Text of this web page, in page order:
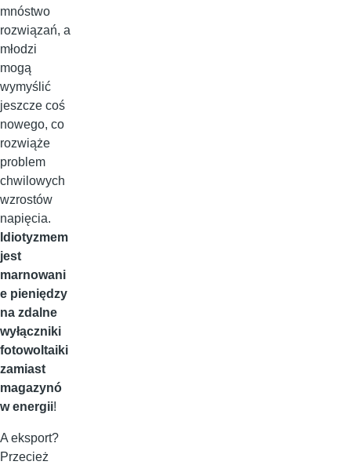
mnóstwo
rozwiązań, a
młodzi
mogą
wymyślić
jeszcze coś
nowego, co
rozwiąże
problem
chwilowych
wzrostów
napięcia.
Idiotyzmem
jest
marnowani
e pieniędzy
na zdalne
wyłączniki
fotowoltaiki
zamiast
magazynó
w energii!
A eksport?
Przecież